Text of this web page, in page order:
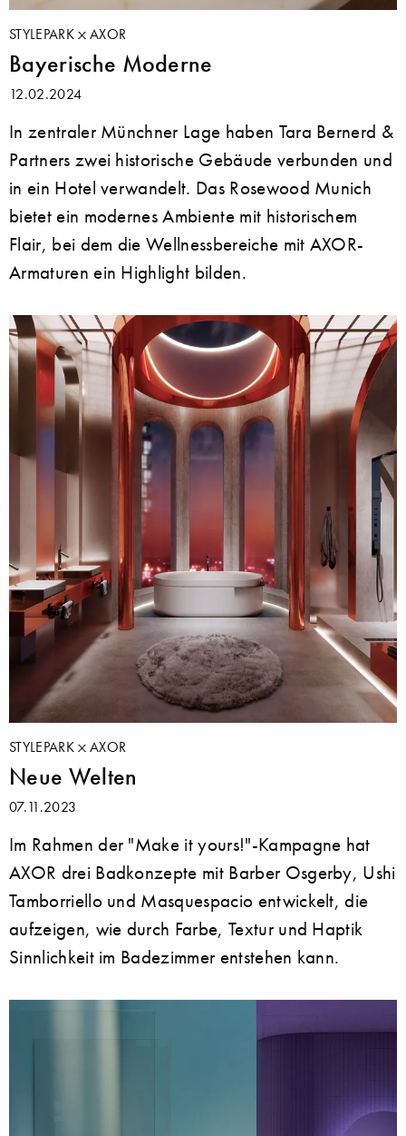
STYLEPARK AXOR
Bayerische Moderne
12.02.2024
In zentraler Münchner Lage haben Tara Bernerd &
Partners zwei historische Gebäude verbunden und
in ein Hotel verwandelt. Das Rosewood Munich
bietet ein modernes Ambiente mit historischem
Flair, bei dem die Wellnessbereiche mit AXOR-
Armaturen ein Highlight bilden.
STYLEPARK AXOR
Neue Welten
07.11.2023
Im Rahmen der "Make it yours!"-Kampagne hat
AXOR drei Badkonzepte mit Barber Osgerby, Ushi
Tamborriello und Masquespacio entwickelt, die
aufzeigen, wie durch Farbe, Textur und Haptik
Sinnlichkeit im Badezimmer entstehen kann.